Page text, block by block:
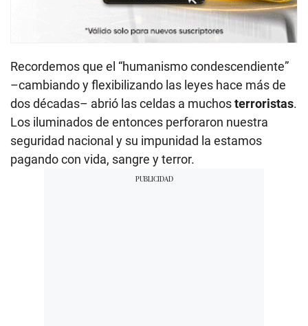
Recordemos que el “humanismo condescendiente”
–cambiando y flexibilizando las leyes hace más de
dos décadas– abrió las celdas a muchosterroristas.
Los iluminados de entonces perforaron nuestra
seguridad nacional y su impunidad la estamos
pagando con vida, sangre y terror.